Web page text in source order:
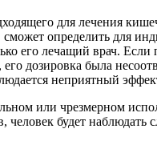
для лечения
сможет определить для
его лечащий врач. Если
дозировка была
неприятный
или чрезмерном
человек будет